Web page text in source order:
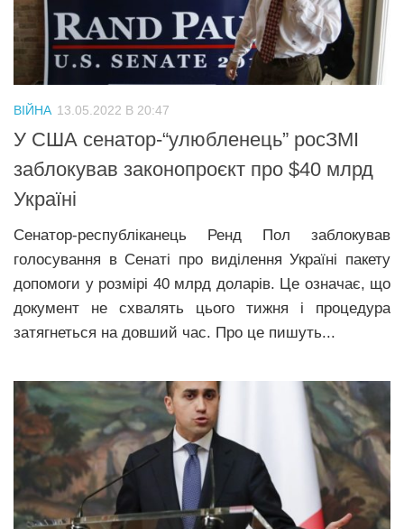
Події
Кримінал
Трагедії
Суспільство
Культура
Шоу-біз
#Війна
ВІЙНА 13.05.2022 В 20:47
У США сенатор-“улюбленець” росЗМІ
заблокував законопроєкт про $40 млрд
Україні
Сенатор-республіканець Ренд Пол заблокував
голосування в Сенаті про виділення Україні пакету
допомоги у розмірі 40 млрд доларів. Це означає, що
документ не схвалять цього тижня і процедура
затягнеться на довший час. Про це пишуть...